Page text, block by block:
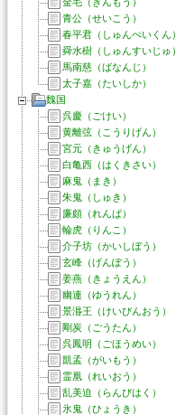
青公（せいこう）
春平君（しゅんぺいくん）
舜水樹（しゅんすいじゅ）
馬南慈（ばなんじ）
太子嘉（たいしか）
魏国
呉慶（ごけい）
黄離弦（こうりげん）
宮元（きゅうげん）
白亀西（はくきさい）
麻鬼（まき）
朱鬼（しゅき）
廉頗（れんぱ）
輪虎（りんこ）
介子坊（かいしぼう）
玄峰（げんぽう）
姜燕（きょうえん）
幽連（ゆうれん）
景湣王（けいびんおう）
剛炭（ごうたん）
呉鳳明（ごほうめい）
凱孟（がいもう）
霊凰（れいおう）
乱美迫（らんびはく）
氷鬼（ひょうき）